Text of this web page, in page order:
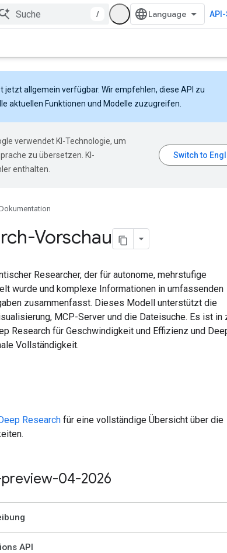
/
jetzt allgemein verfügbar. Wir empfehlen, diese API zu
aktuellen Funktionen und Modelle zuzugreifen.
verwendet KI-Technologie, um
zu übersetzen. KI-
enthalten.
Vorschau
Researcher, der für autonome, mehrstufige
wurde und komplexe Informationen in umfassenden
zusammenfasst. Dieses Modell unterstützt die
MCP-Server und die Dateisuche. Es ist in
Research für Geschwindigkeit und Effizienz und
Vollständigkeit.
Research für eine vollständige Übersicht über die
04-2026
API